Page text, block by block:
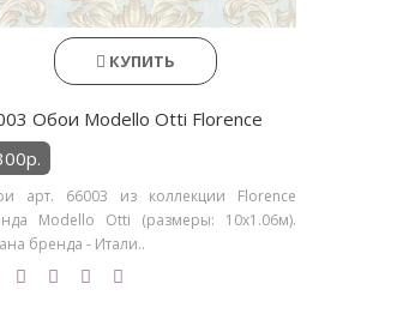
КУПИТЬ
Обои Modello Otti Florence
арт. 66003 из коллекции Florence
Modello Otti (размеры: 10х1.06м).
бренда - Итали..